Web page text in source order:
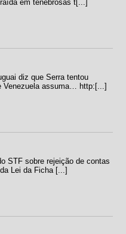
em tenebrosas t[...]
Venezuela assuma… http:[...]
Lei da Ficha [...]